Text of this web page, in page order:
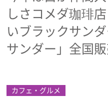
ファッション
ビューティー
しさコメダ珈琲
いブラックサン
サンダー」全国
カフェ・グルメ